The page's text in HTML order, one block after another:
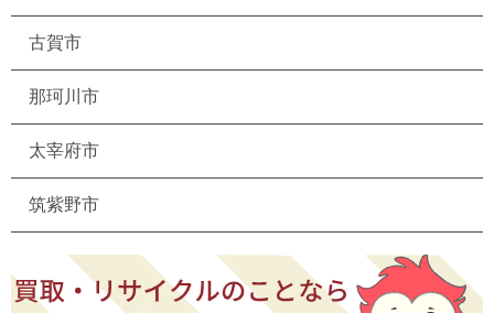
古賀市
那珂川市
太宰府市
筑紫野市